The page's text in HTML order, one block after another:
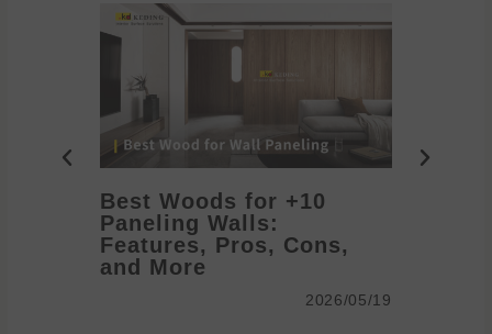
10+ Best Woods for
Paneling Walls:
Features, Pros, Cons,
and More
2026/05/19